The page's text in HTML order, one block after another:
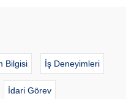
Bilgisi İş Deneyimleri
İdari Görev